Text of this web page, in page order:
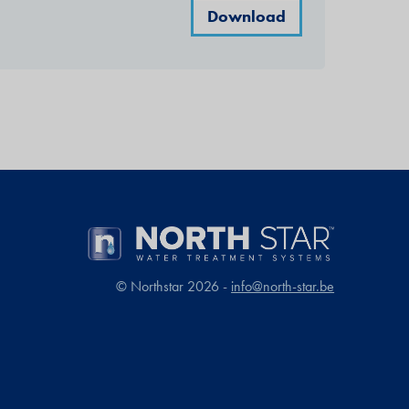
Download
© Northstar 2026 - info@north-star.be